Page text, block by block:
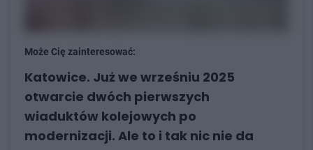
Może Cię zainteresować:
Katowice. Już we wrześniu 2025
otwarcie dwóch pierwszych
wiaduktów kolejowych po
modernizacji. Ale to i tak nic nie da